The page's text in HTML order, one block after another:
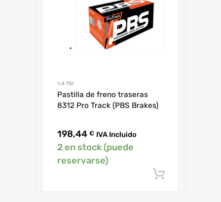
1.4 TSI
Pastilla de freno traseras
8312 Pro Track (PBS Brakes)
198,44 € IVA Incluido
2 en stock (puede
reservarse)